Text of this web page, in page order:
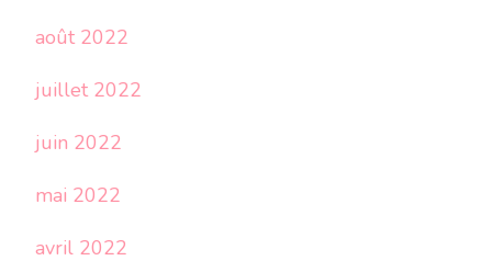
août 2022
juillet 2022
juin 2022
mai 2022
avril 2022